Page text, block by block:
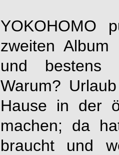
YOKOHOMO
zweiten Album
und bestens
Warum?
Hause in der
machen; da
braucht und